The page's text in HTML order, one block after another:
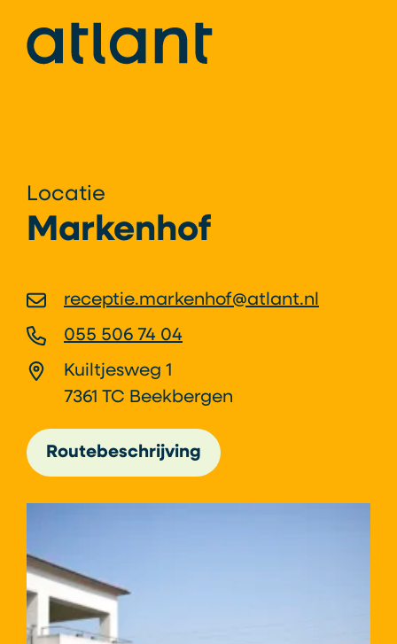
Locatie
Markenhof
receptie.markenhof@atlant.nl
055 506 74 04
Kuiltjesweg 1
7361 TC Beekbergen
Routebeschrijving